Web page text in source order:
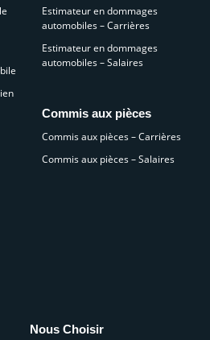
Estimateur en dommages
automobiles – Carrières
Estimateur en dommages
automobiles – Salaires
Commis aux pièces
Commis aux pièces – Carrières
Commis aux pièces – Salaires
Nous Choisir